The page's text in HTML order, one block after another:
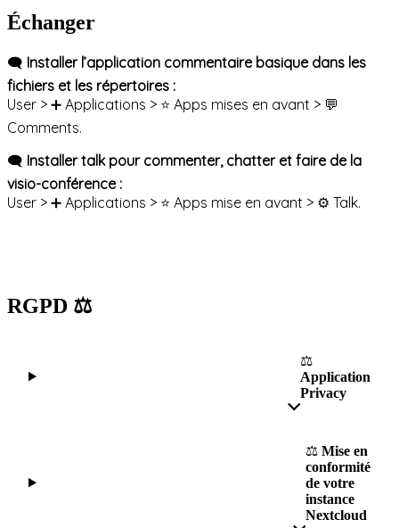
Échanger
🗨️ Installer l’application commentaire basique dans les
fichiers et les répertoires :
User > ➕ Applications > ⭐️ Apps mises en avant > 💬
Comments.
🗨️ Installer talk pour commenter, chatter et faire de la
visio-conférence :
User > ➕ Applications > ⭐️ Apps mise en avant > ⚙️ Talk.
RGPD ⚖️
⚖️
Application
Privacy
⚖️ Mise en
conformité
de votre
instance
Nextcloud